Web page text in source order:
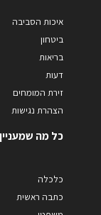
איכות הסביבה
ביטחון
בריאות
דעות
זירת המומחים
הצהרת נגישות
כל מה שמעניין
כלכלה
כתבה ראשית